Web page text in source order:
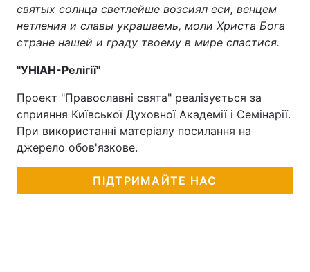
святых солнца светлейше возсиял еси, венцем
нетления и славы украшаемь, моли Христа Бога
стране нашей и граду твоему в мире спастися.
"УНІАН-Релігії"
Проект "Православні свята" реалізується за
сприяння Київської Духовної Академії і Семінарії.
При використанні матеріалу посилання на
джерело обов'язкове.
ПІДТРИМАЙТЕ НАС